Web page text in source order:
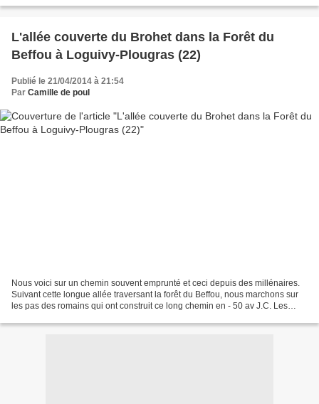
L'allée couverte du Brohet dans la Forêt du
Beffou à Loguivy-Plougras (22)
Publié le 21/04/2014 à 21:54
Par Camille de poul
Nous voici sur un chemin souvent emprunté et ceci depuis des millénaires.
Suivant cette longue allée traversant la forêt du Beffou, nous marchons sur
les pas des romains qui ont construit ce long chemin en - 50 av J.C. Les